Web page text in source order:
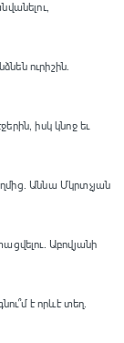
ուրիշին.
իսկ կնոջ եւ
Աննա Մկրտչյան
Աբովյանի
է որևէ տեղ.